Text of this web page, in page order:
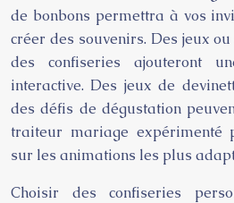
de bonbons permettra à vos
créer des souvenirs. Des jeux
des confiseries ajouteront
interactive. Des jeux de
des défis de dégustation
traiteur mariage expérimenté
sur les animations les plus
Choisir des confiseries